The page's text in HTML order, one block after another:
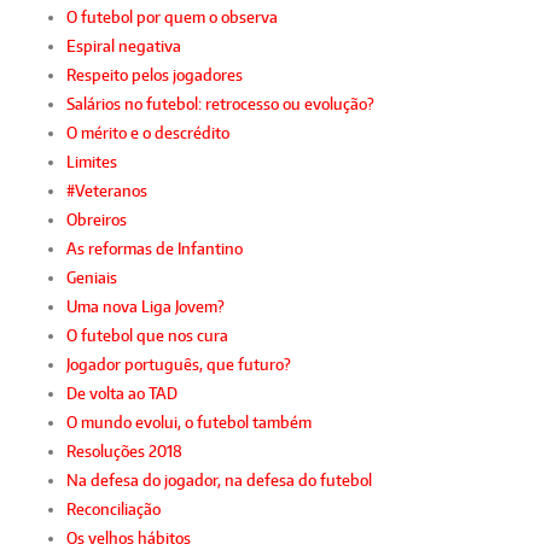
O futebol por quem o observa
Espiral negativa
Respeito pelos jogadores
Salários no futebol: retrocesso ou evolução?
O mérito e o descrédito
Limites
#Veteranos
Obreiros
As reformas de Infantino
Geniais
Uma nova Liga Jovem?
O futebol que nos cura
Jogador português, que futuro?
De volta ao TAD
O mundo evolui, o futebol também
Resoluções 2018
Na defesa do jogador, na defesa do futebol
Reconciliação
Os velhos hábitos